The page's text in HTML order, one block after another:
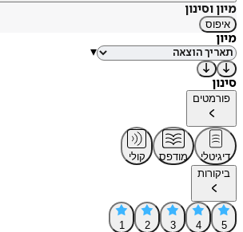
מיון וסינון
איפוס
מיון
▾
סינון
פורמטים
דיגיטלי מודפס
קולי
ביקורות
5
4
3
2
1